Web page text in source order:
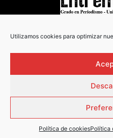
Utilizamos cookies para optimizar
Política de cookiesPolítica